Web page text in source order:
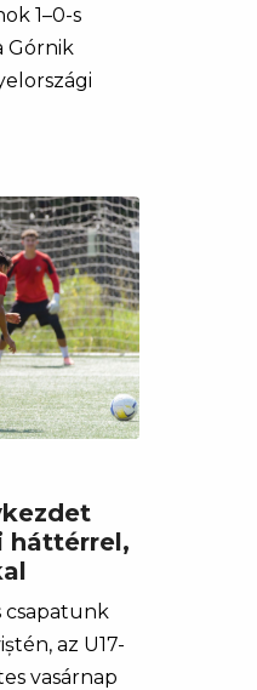
1–0-s
Górnik
háttérrel,
csapatunk
az U17-
vasárnap